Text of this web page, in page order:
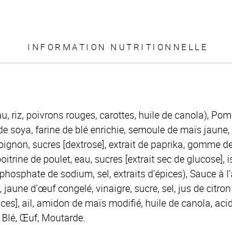
INFORMATION NUTRITIONNELLE
riz, poivrons rouges, carottes, huile de canola),
soya, farine de blé enrichie, semoule de maïs
sucres [dextrose], extrait de paprika, gomme
de poulet, eau, sucres [extrait sec de glucose],
de sodium, sel, extraits d’épices), Sauce à
d’œuf congelé, vinaigre, sucre, sel, jus de
ail, amidon de maïs modifié, huile de canola,
Blé, Œuf, Moutarde.